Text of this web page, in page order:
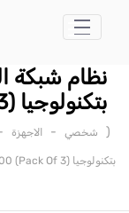
تخطي إلى المحتوى
نظام شبكة
بتكنولوجيا AC1300 (Pack Of 3)
( شخصي - الاجهزة
بتكنولوجيا AC1300 (Pack Of 3)